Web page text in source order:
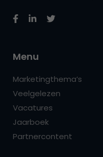
Menu
Marketingthema’s
Veelgelezen
Vacatures
Jaarboek
Partnercontent